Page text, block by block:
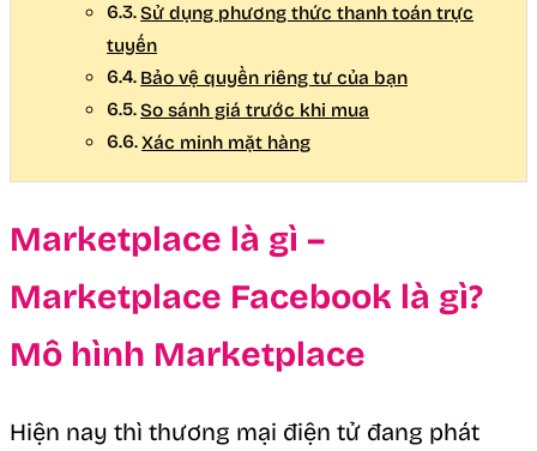
Sử dụng phương thức thanh toán trực
tuyến
Bảo vệ quyền riêng tư của bạn
So sánh giá trước khi mua
Xác minh mặt hàng
Marketplace là gì –
Marketplace Facebook là gì?
Mô hình Marketplace
Hiện nay thì thương mại điện tử đang phát